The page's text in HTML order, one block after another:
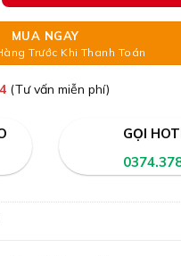
MUA NGAY
Trước Khi Thanh Toán
(Tư vấn miễn phí)
GỌI